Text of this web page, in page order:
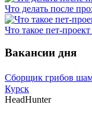
Что делать после
Что такое пет-
Вакансии дня
Сборщик грибов
Курск
HeadHunter